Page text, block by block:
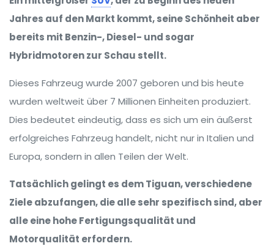
Jahres auf den Markt kommt, seine Schönheit aber
bereits mit Benzin-, Diesel- und sogar
Hybridmotoren zur Schau stellt.
Dieses Fahrzeug wurde 2007 geboren und bis heute
wurden weltweit über 7 Millionen Einheiten produziert.
Dies bedeutet eindeutig, dass es sich um ein äußerst
erfolgreiches Fahrzeug handelt, nicht nur in Italien und
Europa, sondern in allen Teilen der Welt.
Tatsächlich gelingt es dem Tiguan, verschiedene
Ziele abzufangen, die alle sehr spezifisch sind, aber
alle eine hohe Fertigungsqualität und
Motorqualität erfordern.